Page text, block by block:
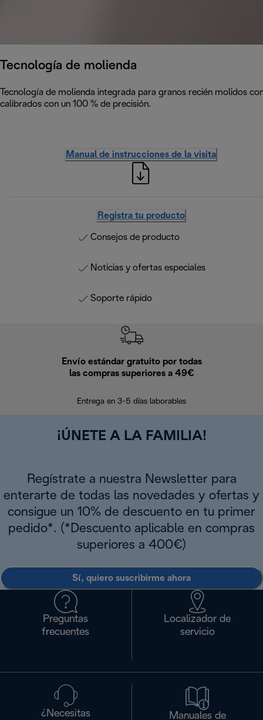
Tecnología de molienda
Tecnología de molienda integrada para granos recién molidos
calibrados con un 100 % de precisión.
Manual de instrucciones de la visita
Registra tu producto
Consejos de producto
Noticias y ofertas especiales
Soporte rápido
Envío estándar gratuito por todas
las compras superiores a 49€
Entrega en 3-5 días laborables
¡ÚNETE A LA FAMILIA!
Regístrate a nuestra Newsletter para
enterarte de todas las novedades y ofertas y
consigue un 10% de descuento en tu primer
pedido*. (*Descuento aplicable en compras
superiores a 400€)
Sí, quiero suscribirme ahora
Preguntas
frecuentes
Localizador de
servicio
¿Necesitas Manuales de